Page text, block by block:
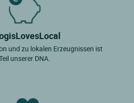
und zu lokalen Erzeugnissen ist
unserer DNA.